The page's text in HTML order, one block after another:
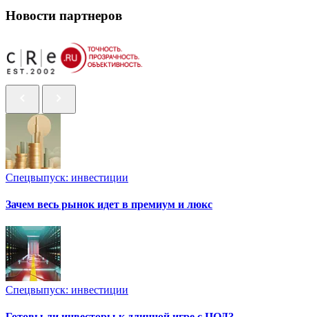
Новости партнеров
Спецвыпуск: инвестиции
Зачем весь рынок идет в премиум и люкс
Спецвыпуск: инвестиции